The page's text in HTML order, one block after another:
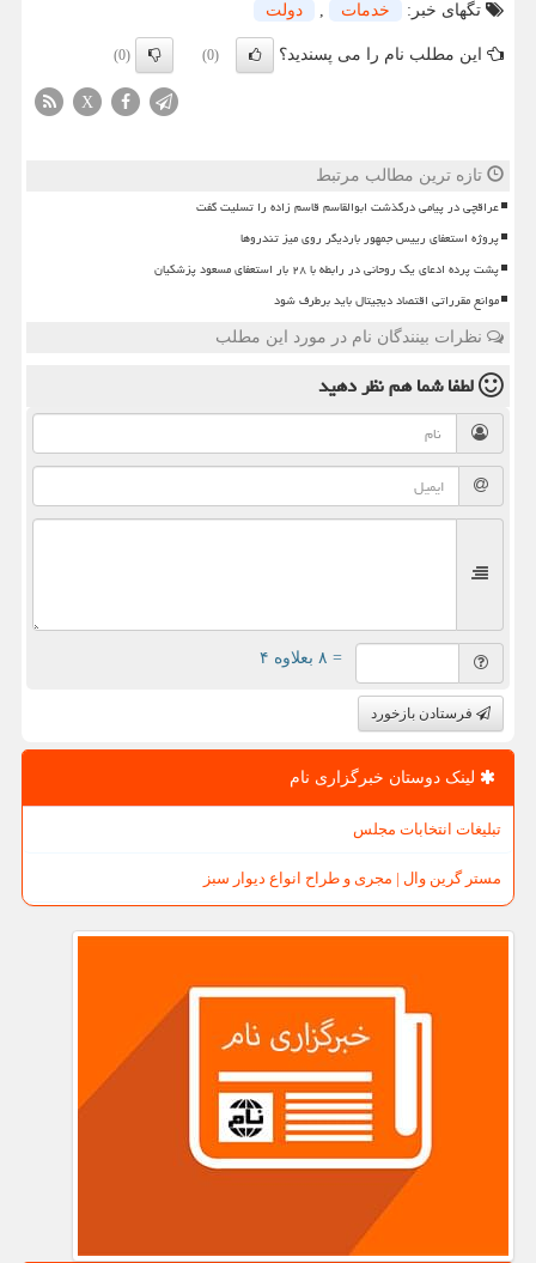
تگهای خبر:
خدمات , دولت
این مطلب نام را می پسندید؟ (0)
(0)
X
تازه ترین مطالب مرتبط
عراقچی در پیامی درگذشت ابوالقاسم قاسم زاده را تسلیت گفت
پروژه استعفای رییس جمهور باردیگر روی میز تندروها
پشت پرده ادعای یک روحانی در رابطه با ۲۸ بار استعفای مسعود پزشکیان
موانع مقرراتی اقتصاد دیجیتال باید برطرف شود
نظرات بینندگان نام در مورد این مطلب
لطفا شما همنظر دهید
= ۸ بعلاوه ۴
فرستادن بازخورد
لینک دوستان خبرگزاری نام
تبلیغات انتخابات مجلس
مستر گرین وال | مجری و طراح انواع دیوار سبز